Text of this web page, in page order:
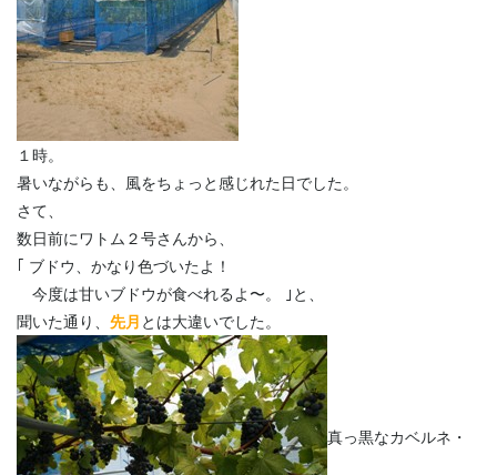
１時。
暑いながらも、風をちょっと感じれた日でした。
さて、
数日前にワトム２号さんから、
｢ ブドウ、かなり色づいたよ！
今度は甘いブドウが食べれるよ〜。 ｣と、
聞いた通り、 先月 とは大違いでした。
真っ黒なカベルネ・